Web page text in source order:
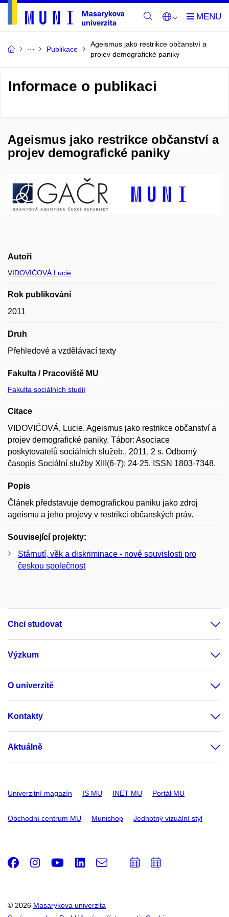
Publikace
Ageismus jako restrikce občanství a
projev demografické paniky
Informace o publikaci
Ageismus jako restrikce občanství a
projev demografické paniky
Autoři
VIDOVIĆOVÁ Lucie
Rok publikování
2011
Druh
Přehledové a vzdělávací texty
Fakulta / Pracoviště MU
Fakulta sociálních studií
Citace
VIDOVIĆOVÁ, Lucie. Ageismus jako restrikce občanství a
projev demografické paniky. Tábor: Asociace
poskytovatelů sociálních služeb., 2011, 2 s. Odborný
časopis Sociální služby XIII(6-7): 24-25. ISSN 1803-7348.
Popis
Článek představuje demografickou paniku jako zdroj
ageismu a jeho projevy v restrikci občanských práv.
Související projekty:
Stárnutí, věk a diskriminace - nové souvislosti pro
českou společnost
Chci studovat
Výzkum
O univerzitě
Kontakty
Aktuálně
Univerzitní magazín IS MU INET MU Portál MU
Obchodní centrum MU Munishop Jednotný vizuální styl
© 2026 Masarykova univerzita
Facebook
Instagram
Youtube
LinkedIn
e-
Email
PřidatPřidat